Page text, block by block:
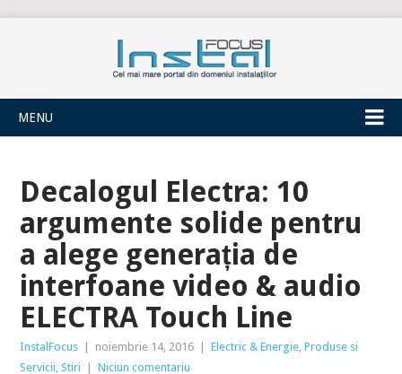
INSTALFOCUS
MENU
Decalogul Electra: 10
argumente solide pentru
a alege generația de
interfoane video & audio
ELECTRA Touch Line
InstalFocus noiembrie 14, 2016 Electric & Energie,Produse si
Servicii,Stiri Niciun comentariu